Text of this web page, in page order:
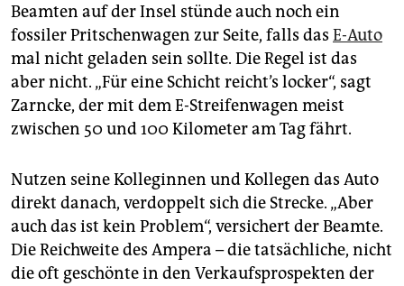
Beamten auf der Insel stünde auch noch ein
fossiler Pritschenwagen zur Seite, falls das E-Auto
mal nicht geladen sein sollte. Die Regel ist das
aber nicht. „Für eine Schicht reicht’s locker“, sagt
Zarncke, der mit dem E-Streifenwagen meist
zwischen 50 und 100 Kilometer am Tag fährt.
Nutzen seine Kolleginnen und Kollegen das Auto
direkt danach, verdoppelt sich die Strecke. „Aber
auch das ist kein Problem“, versichert der Beamte.
Die Reichweite des Ampera – die tatsächliche, nicht
die oft geschönte in den Verkaufsprospekten der